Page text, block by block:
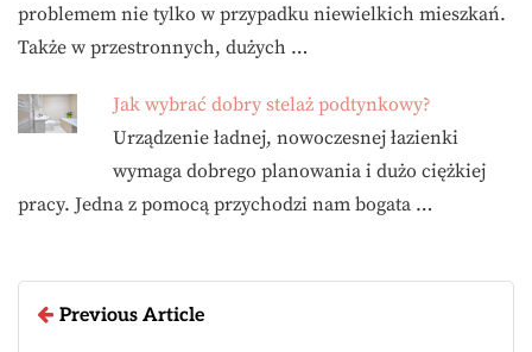
problemem nie tylko w przypadku niewielkich mieszkań.
Także w przestronnych, dużych …
Jak wybrać dobry stelaż podtynkowy?
Urządzenie ładnej, nowoczesnej łazienki
wymaga dobrego planowania i dużo ciężkiej
pracy. Jedna z pomocą przychodzi nam bogata …
Previous Article